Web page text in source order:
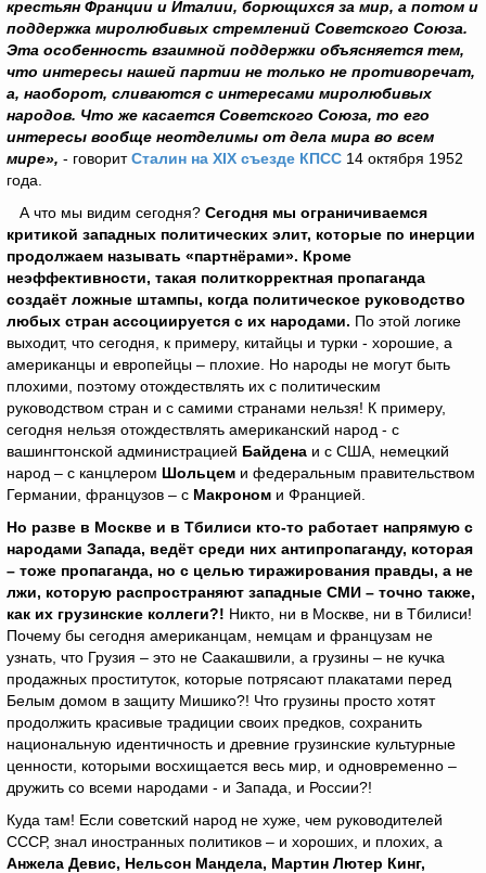
крестьян Франции и Италии, борющихся за мир, а потом и
поддержка миролюбивых стремлений Советского Союза.
Эта особенность взаимной поддержки объясняется тем,
что интересы нашей партии не только не противоречат,
а, наоборот, сливаются с интересами миролюбивых
народов. Что же касается Советского Союза, то его
интересы вообще неотделимы от дела мира во всем
мире», - говоритСталин на XIX съезде КПСС 14 октября 1952
года.
А что мы видим сегодня? Сегодня мы ограничиваемся
критикой западных политических элит, которые по инерции
продолжаем называть «партнёрами». Кроме
неэффективности, такая политкорректная пропаганда
создаёт ложные штампы, когда политическое руководство
любых стран ассоциируется с их народами. По этой логике
выходит, что сегодня, к примеру, китайцы и турки - хорошие, а
американцы и европейцы – плохие. Но народы не могут быть
плохими, поэтому отождествлять их с политическим
руководством стран и с самими странами нельзя! К примеру,
сегодня нельзя отождествлять американский народ - с
вашингтонской администрацией Байдена и с США, немецкий
народ – с канцлером Шольцем и федеральным правительством
Германии, французов – с Макроном и Францией.
Но разве в Москве и в Тбилиси кто-то работает напрямую с
народами Запада, ведёт среди них антипропаганду, которая
– тоже пропаганда, но с целью тиражирования правды, а не
лжи, которую распространяют западные СМИ – точно также,
как их грузинские коллеги?! Никто, ни в Москве, ни в Тбилиси!
Почему бы сегодня американцам, немцам и французам не
узнать, что Грузия – это не Саакашвили, а грузины – не кучка
продажных проституток, которые потрясают плакатами перед
Белым домом в защиту Мишико?! Что грузины просто хотят
продолжить красивые традиции своих предков, сохранить
национальную идентичность и древние грузинские культурные
ценности, которыми восхищается весь мир, и одновременно –
дружить со всеми народами - и Запада, и России?!
Куда там! Если советский народ не хуже, чем руководителей
СССР, знал иностранных политиков – и хороших, и плохих, а
Анжела Девис, Нельсон Мандела, Мартин Лютер Кинг,